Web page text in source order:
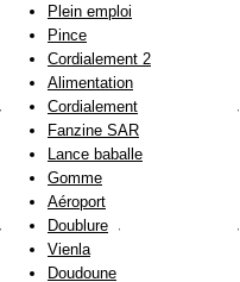
Plein emploi
Pince
Cordialement 2
Alimentation
Cordialement
Fanzine SAR
Lance baballe
Gomme
Aéroport
Doublure
Vienla
Doudoune